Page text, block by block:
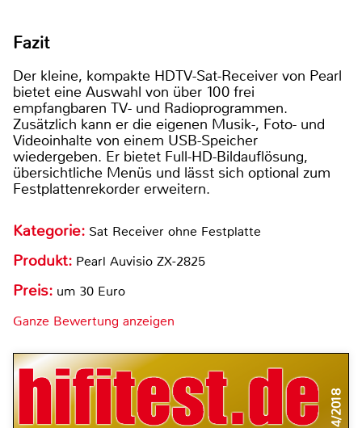
Fazit
Der kleine, kompakte HDTV-Sat-Receiver von Pearl
bietet eine Auswahl von über 100 frei
empfangbaren TV- und Radioprogrammen.
Zusätzlich kann er die eigenen Musik-, Foto- und
Videoinhalte von einem USB-Speicher
wiedergeben. Er bietet Full-HD-Bildauflösung,
übersichtliche Menüs und lässt sich optional zum
Festplattenrekorder erweitern.
Kategorie: Sat Receiver ohne Festplatte
Produkt: Pearl Auvisio ZX-2825
Preis: um 30 Euro
Ganze Bewertung anzeigen
4/2018